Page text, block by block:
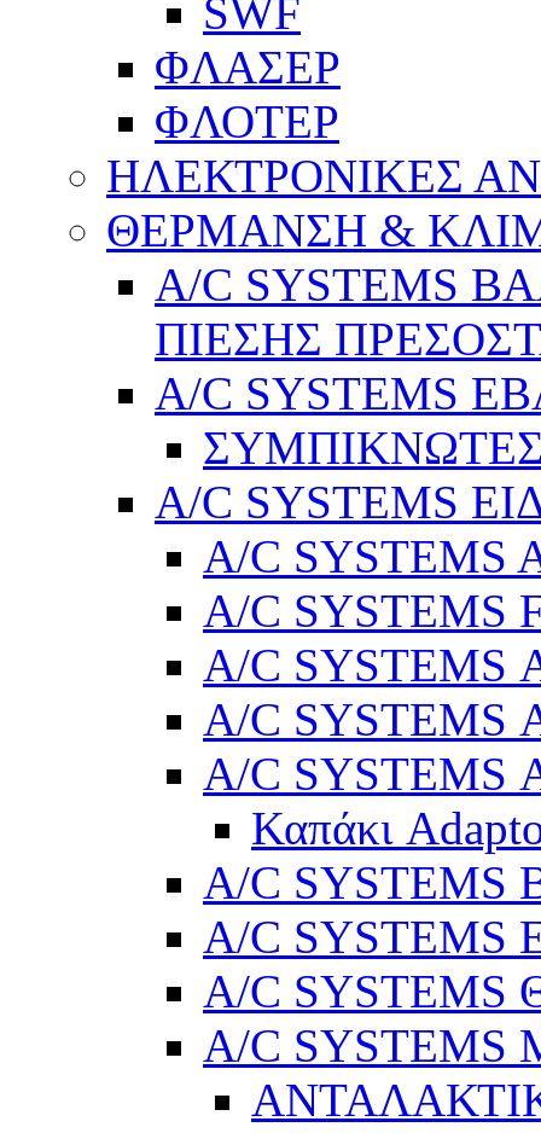
SWF
ΦΛΑΣΕΡ
ΦΛΟΤΕΡ
ΗΛΕΚΤΡΟΝΙΚΕΣ
ΘΕΡΜΑΝΣΗ &
A/C SYSTEMS
ΠΙΕΣΗΣ
A/C SYSTEMS
A/C SYSTEMS
A/C SYSTEMS
A/C SYSTEMS
A/C SYSTEMS
A/C SYSTEMS
A/C SYSTEMS
Καπάκι
A/C SYSTEMS
A/C SYSTEMS
A/C SYSTEMS
A/C SYSTEMS